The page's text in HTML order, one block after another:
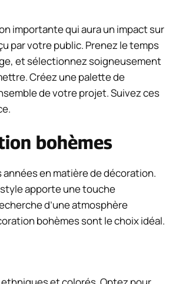
importante qui aura un impact sur
par votre public. Prenez le temps
et sélectionnez soigneusement
Créez une palette de
de votre projet. Suivez ces
bohèmes
en matière de décoration.
apporte une touche
d’une atmosphère
bohèmes sont le choix idéal.